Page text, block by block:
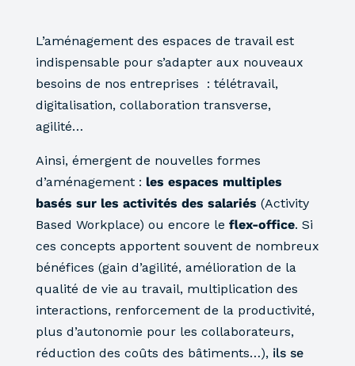
L’aménagement des espaces de travail est
indispensable pour s’adapter aux nouveaux
besoins de nos entreprises : télétravail,
digitalisation, collaboration transverse,
agilité…
Ainsi, émergent de nouvelles formes
d’aménagement : les espaces multiples
basés sur les activités des salariés (Activity
Based Workplace) ou encore le flex-office. Si
ces concepts apportent souvent de nombreux
bénéfices (gain d’agilité, amélioration de la
qualité de vie au travail, multiplication des
interactions, renforcement de la productivité,
plus d’autonomie pour les collaborateurs,
réduction des coûts des bâtiments…),ils se